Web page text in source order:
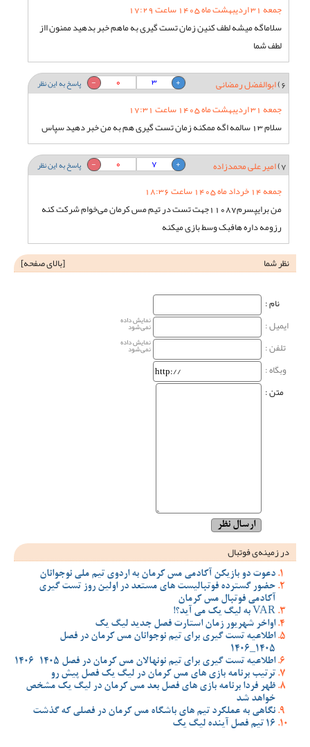
جمعه 31 اردیبهشت ماه 1405 ساعت 17:29
سلاماگه میشه لطف کنین زمان تست گیری به ماهم خبر بدهید ممنون ااز
لطف شما
6) ابوالفضل رمضانی پاسخ به این نظر 0
3
جمعه 31 اردیبهشت ماه 1405 ساعت 17:31
سلام 13 سالمه اگه ممکنه زمان تست گیری هم به من خبر دهید سپاس
7) امیر علی محمدزاده پاسخ به این نظر 0
7
جمعه 14 خرداد ماه 1405 ساعت 18:36
من برایپسرم11087جهت تست در تیم مس کرمان می‌خوام شرکت کنه
رزومه داره هافبک وسط بازی میکنه
نظر شما
[بالای صفحه]
نام‌ :
ایمیل :
نمایش داده
نمی‌شود
تلفن : نمایش داده
نمی‌شود
وبگاه‌ :
متن :
در زمینه‌ی فوتبال
دعوت دو بازیکن آکادمی مس کرمان به اردوی تیم ملی نوجوانان
حضور گسترده فوتبالیست های مستعد در اولین روز تست گیری
آکادمی فوتبال مس کرمان
VAR به لیگ یک می آید؟!
اواخر شهریور زمان استارت فصل جدید لیگ یک
اطلاعیه تست گیری برای تیم نوجوانان مس کرمان در فصل
1405_1406
اطلاعیه تست گیری برای تیم نونهالان مس کرمان در فصل 1405-1406
ترتیب برنامه بازی های مس کرمان در لیگ یک فصل پیش رو
ظهر فردا برنامه بازی های فصل بعد مس کرمان در لیگ یک مشخص
خواهد شد
نگاهی به عملکرد تیم های باشگاه مس کرمان در فصلی که گذشت
16 تیم فصل آینده لیگ یک